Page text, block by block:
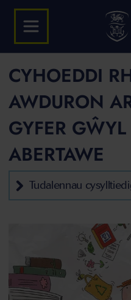
CYHOEDDI
AWDURON
GYFER
ABERTAWE
Tudalennau